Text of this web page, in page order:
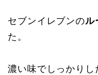
セブンイレブンのル
た。
濃い味でしっかり